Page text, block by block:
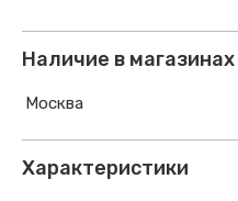
Наличие в магазинах
Москва
Характеристики